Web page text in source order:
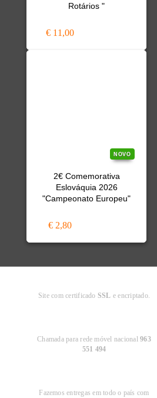
Rotários "
€ 11,00
NOVO
2€ Comemorativa
Eslováquia 2026
"Campeonato Europeu"
€ 2,80
Site com certificado SSL e encriptado.
Chamada para rede móvel nacional963
551 494
Fazemos entregas em todo o país com